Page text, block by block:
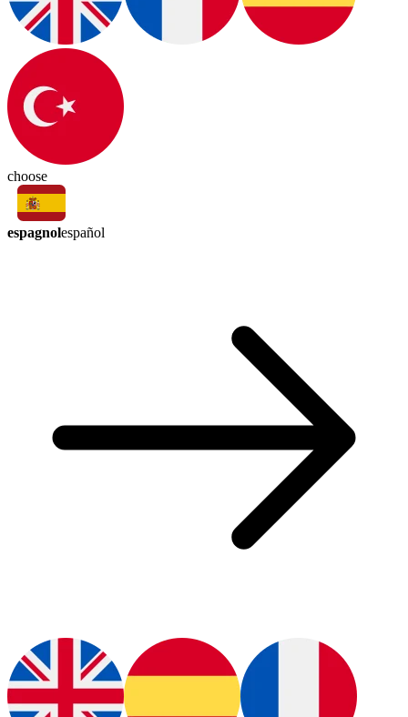
choose
espagnolespañol